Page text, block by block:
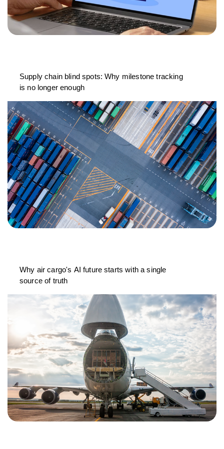
Supply chain blind spots: Why milestone tracking
is no longer enough
Why air cargo's AI future starts with a single
source of truth